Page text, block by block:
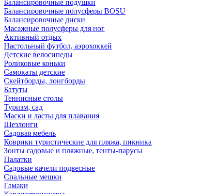
Балансировочные подушки
Балансировочные полусферы BOSU
Балансировочные диски
Масажные полусферы для ног
Активный отдых
Настольный футбол, аэрохоккей
Детские велосипеды
Роликовые коньки
Самокаты детские
Скейтборды, лонгборды
Батуты
Теннисные столы
Туризм, сад
Маски и ласты для плавания
Шезлонги
Садовая мебель
Коврики туристические для пляжа, пикника
Зонты садовые и пляжные, тенты-парусы
Палатки
Садовые качели подвесные
Спальные мешки
Гамаки